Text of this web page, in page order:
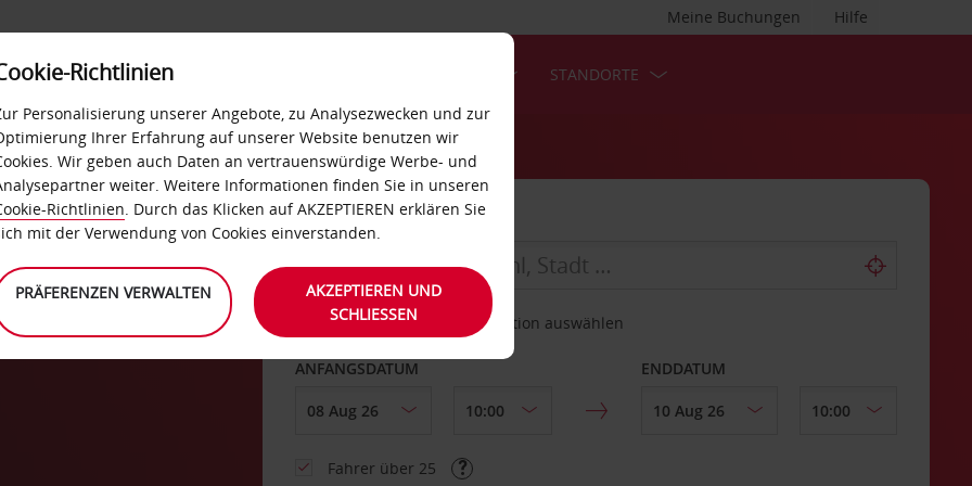
Hilfe
Meine Buchungen
LOYALTY SELF-SERVICES STANDORTE
ABHOLEN VON
Eine andere Rückgabestation auswählen
ANFANGSDATUM ENDDATUM
Fahrer über 25
Richtlinien
Personalisierung unserer Angebote, zu Analysezwecken und zur
Ihrer Erfahrung auf unserer Website benutzen wir
Wir geben auch Daten an vertrauenswürdige Werbe- und
weiter. Weitere Informationen finden Sie in unseren
Richtlinien. Durch das Klicken auf AKZEPTIEREN erklären Sie
mit der Verwendung von Cookies einverstanden.
PRÄFERENZEN VERWALTEN
AKZEPTIEREN UND
SCHLIESSEN